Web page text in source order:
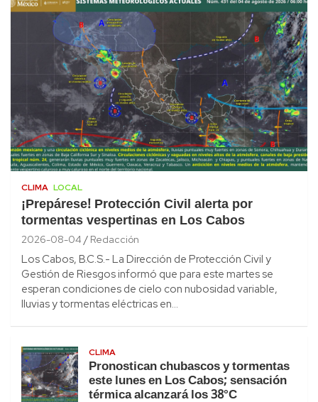
CLIMA LOCAL
¡Prepárese! Protección Civil alerta por
tormentas vespertinas en Los Cabos
2026-08-04 Redacción
Los Cabos, B.C.S.- La Dirección de Protección Civil y
Gestión de Riesgos informó que para este martes se
esperan condiciones de cielo con nubosidad variable,
lluvias y tormentas eléctricas en…
CLIMA
Pronostican chubascos y tormentas
este lunes en Los Cabos; sensación
térmica alcanzará los 38°C